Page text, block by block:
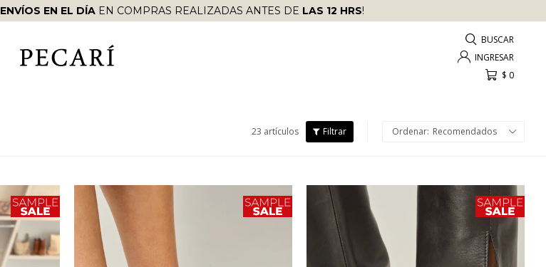
ENVÍOS EN EL DÍAEN COMPRAS REALIZADAS ANTES DE LAS 12 HRS!
$ 0
23 artículos Recomendados